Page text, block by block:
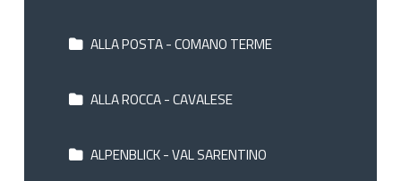
ALLA POSTA - COMANO TERME
ALLA ROCCA - CAVALESE
ALPENBLICK - VAL SARENTINO